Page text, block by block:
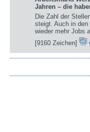
Jahren – die
Die Zahl der
steigt. Auch in den
wieder mehr Jobs
[9160 Zeichen]